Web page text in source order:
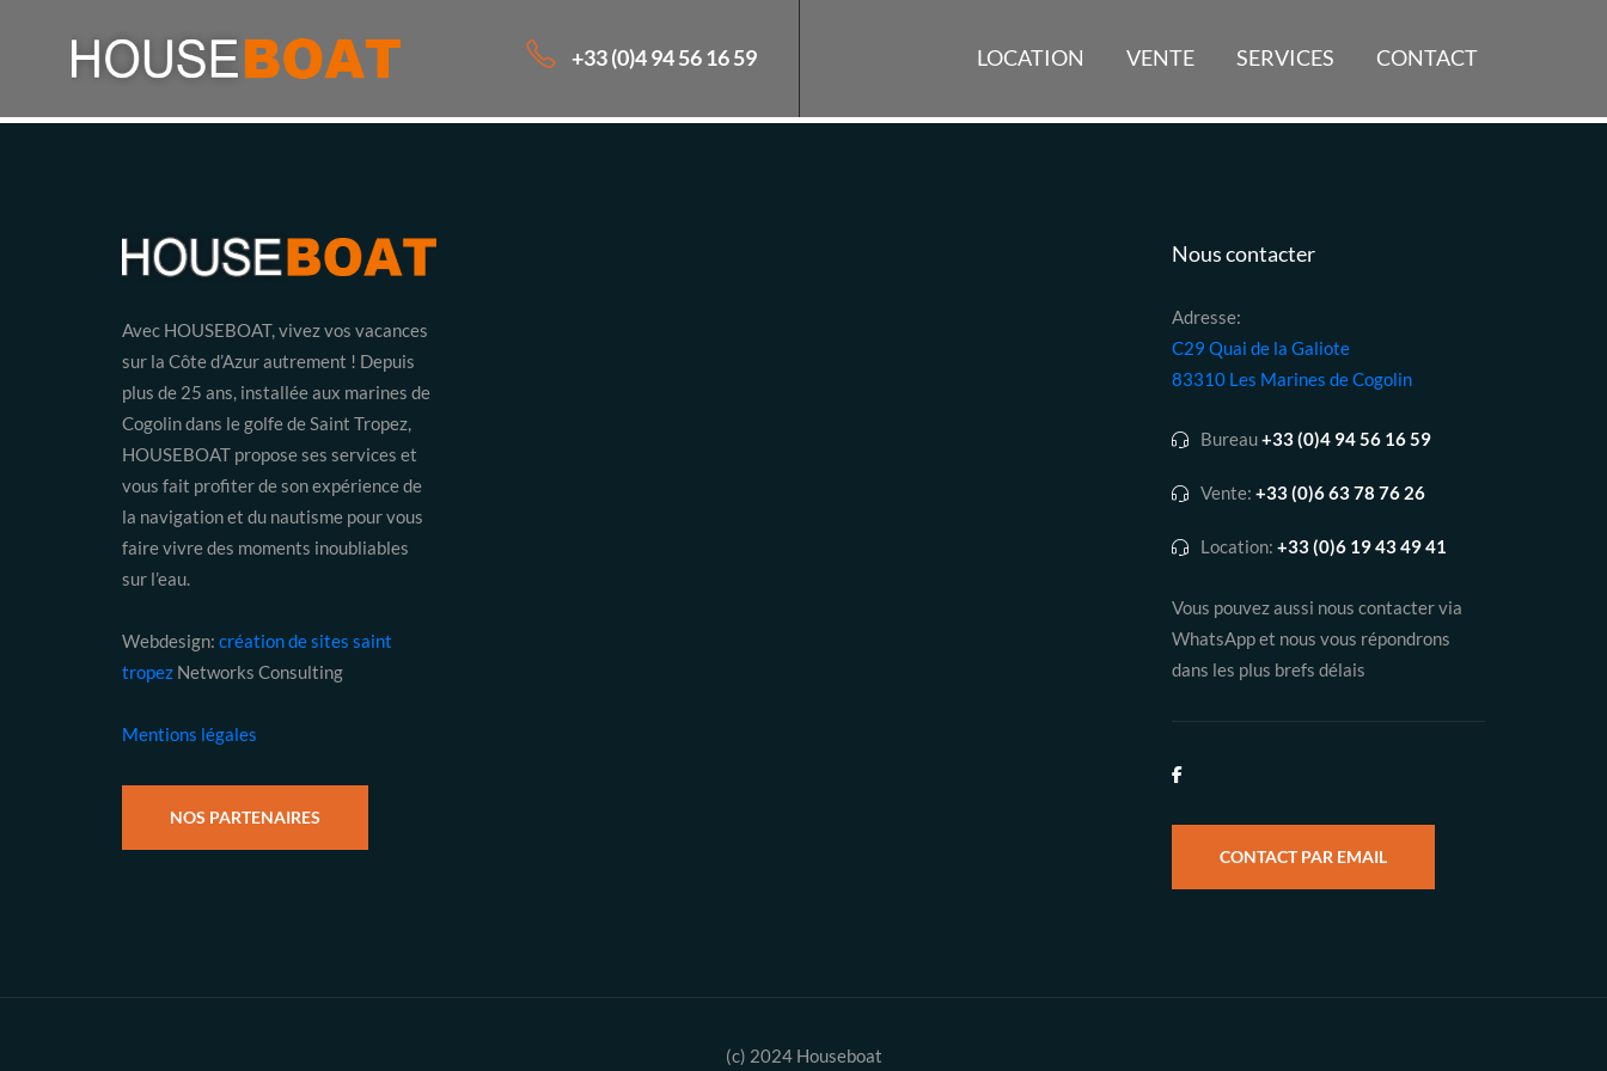
+33 (0)4 94 56 16 59 LOCATION VENTE SERVICES CONTACT
Avec HOUSEBOAT, vivez vos vacances
sur la Côte d’Azur autrement ! Depuis
plus de 25 ans, installée aux marines de
Cogolin dans le golfe de Saint Tropez,
HOUSEBOAT propose ses services et
vous fait profiter de son expérience de
la navigation et du nautisme pour vous
faire vivre des moments inoubliables
sur l’eau.
Webdesign: création de sites saint
tropez Networks Consulting
Mentions légales
NOS PARTENAIRES
Nous contacter
Adresse:
C29 Quai de la Galiote
83310 Les Marines de Cogolin
Bureau+33 (0)4 94 56 16 59
Vente: +33 (0)6 63 78 76 26
Location: +33 (0)6 19 43 49 41
Vous pouvez aussi nous contacter via
WhatsApp et nous vous répondrons
dans les plus brefs délais
CONTACT PAR EMAIL
(c) 2024 Houseboat